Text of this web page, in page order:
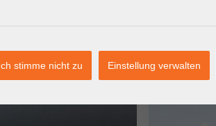
stimme nicht zu Einstellung verwalten